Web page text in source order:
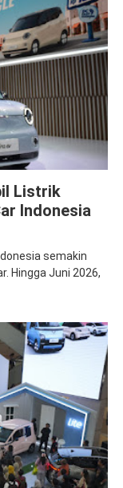
Listrik
Indonesia
semakin
Hingga Juni 2026,